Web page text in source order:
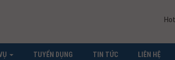
TUYỂN DỤNG TIN TỨC LIÊN HỆ